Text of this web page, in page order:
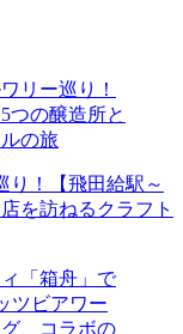
り！【飛田給駅～
を訪ねるクラフト